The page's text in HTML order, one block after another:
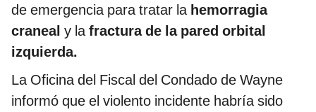
de emergencia para tratar la hemorragia
craneal y lafractura de la pared orbital
izquierda.
La Oficina del Fiscal del Condado de Wayne
informó que el violento incidente habría sido